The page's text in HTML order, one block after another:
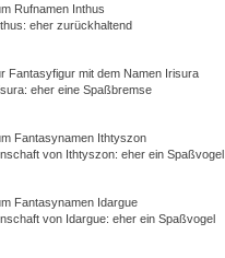
Rufnamen Inthus
eher zurückhaltend
Fantasyfigur mit dem Namen Irisura
eher eine Spaßbremse
Fantasynamen Ithtyszon
von Ithtyszon: eher ein Spaßvogel
Fantasynamen Idargue
von Idargue: eher ein Spaßvogel